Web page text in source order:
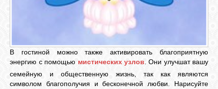
В гостиной можно также активировать благоприятную
энергию с помощью мистических узлов . Они улучшат вашу
семейную и общественную жизнь, так как являются
символом благополучия и бесконечной любви. Нарисуйте